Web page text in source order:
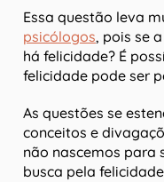
Essa questão leva
psicólogos, pois se
há felicidade? É
felicidade pode ser
As questões se
conceitos e
não nascemos para
busca pela